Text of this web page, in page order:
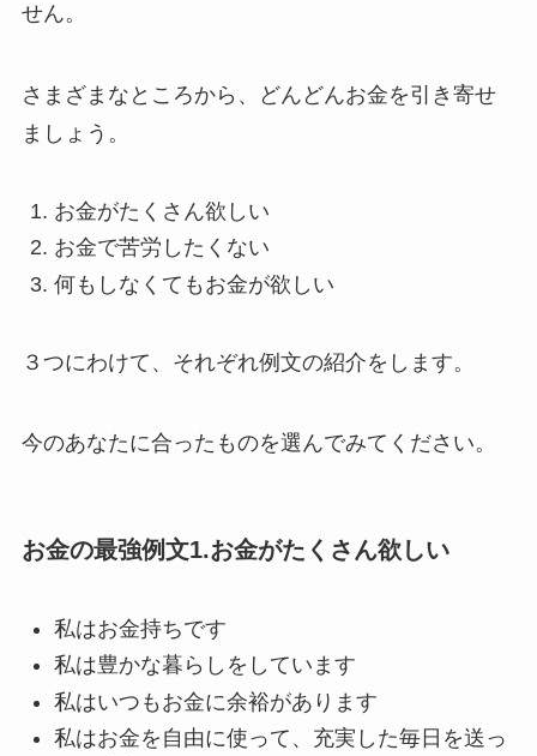
せん。
さまざまなところから、どんどんお金を引き寄せ
ましょう。
お金がたくさん欲しい
お金で苦労したくない
何もしなくてもお金が欲しい
３つにわけて、それぞれ例文の紹介をします。
今のあなたに合ったものを選んでみてください。
お金の最強例文1.お金がたくさん欲しい
私はお金持ちです
私は豊かな暮らしをしています
私はいつもお金に余裕があります
私はお金を自由に使って、充実した毎日を送っ